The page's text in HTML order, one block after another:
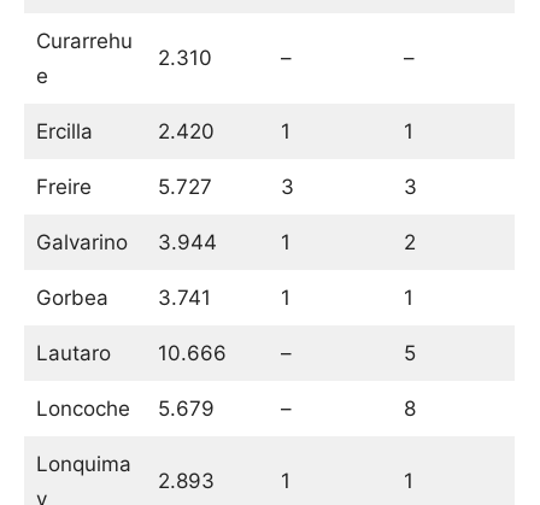
Curarrehu
e
2.310 – –
Ercilla 2.420 1 1
Freire 5.727 3 3
Galvarino 3.944 1 2
Gorbea 3.741 1 1
Lautaro 10.666 – 5
Loncoche 5.679 – 8
Lonquima
y
2.893 1 1